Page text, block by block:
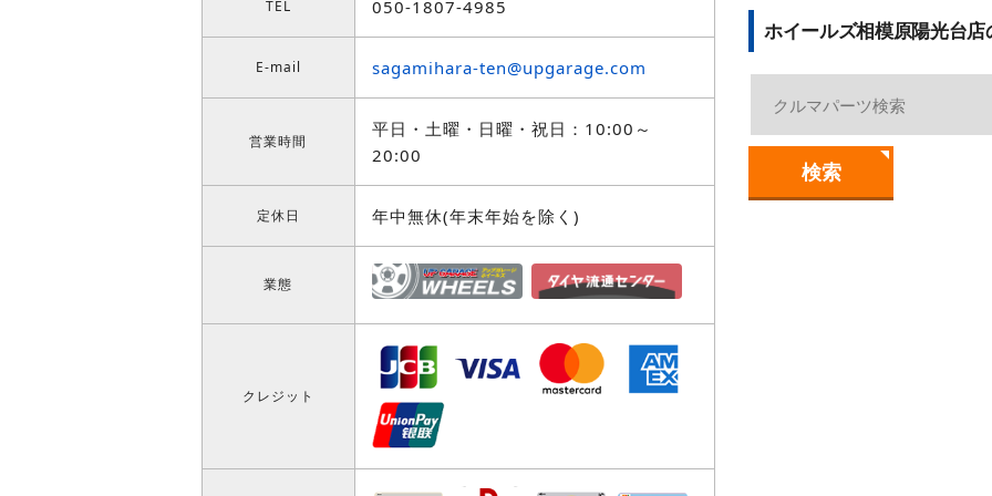
TEL 050-1807-4985
E-mail sagamihara-ten@upgarage.com
営業時間
平日・土曜・日曜・祝日：10:00～
20:00
定休日 年中無休(年末年始を除く)
業態
クレジット
ホイールズ相模原陽光台店
検索